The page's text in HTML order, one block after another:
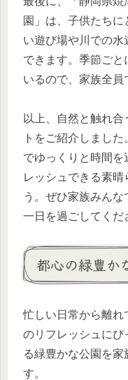
園」は、子供たち
い遊び場や川での
できます。季節ごと
いるので、家族全員
以上、自然と触れ
トをご紹介しまし
でゆっくりと時間を
レッシュできる素晴
う。ぜひ家族みん
一日を過ごしてくだ
都心の緑豊か
忙しい日常から離れ
のリフレッシュにぴ
る緑豊かな公園を家
す。